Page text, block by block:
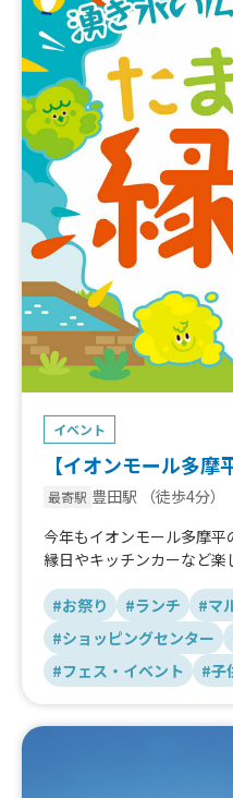
イベント
【イオンモール多
最寄駅 豊田駅
（徒歩4分）
今年もイオンモール多摩平
縁日やキッチンカーなど楽
#お祭り #ランチ
#マ
#ショッピングセンター
#フェス・イベント
#子